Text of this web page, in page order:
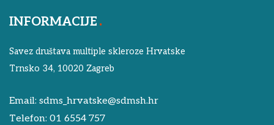
INFORMACIJE
Savez društava multiple skleroze Hrvatske
Trnsko 34, 10020 Zagreb
Email: sdms_hrvatske@sdmsh.hr
Telefon: 01 6554 757